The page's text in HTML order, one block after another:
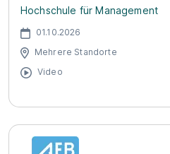
Hochschule für Management
01.10.2026
Mehrere Standorte
Video